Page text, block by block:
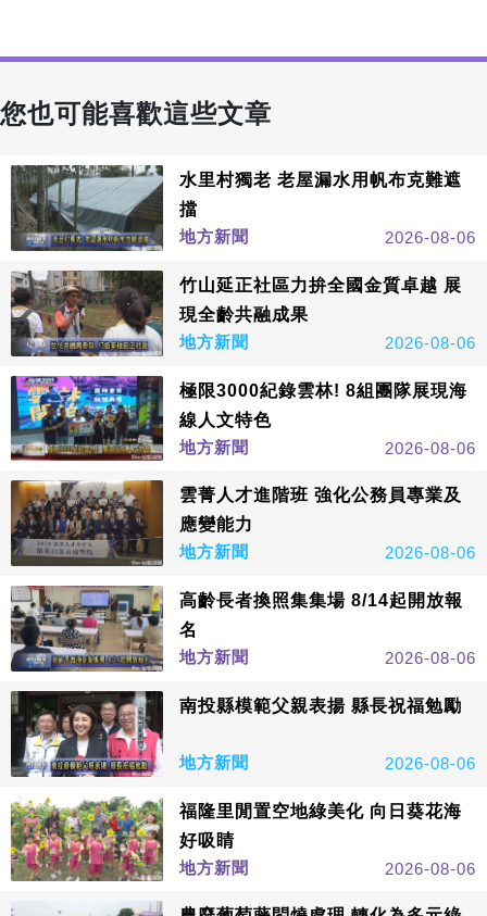
您也可能喜歡這些文章
水里村獨老 老屋漏水用帆布克難遮
擋
地方新聞
2026-08-06
竹山延正社區力拚全國金質卓越 展
現全齡共融成果
地方新聞
2026-08-06
極限3000紀錄雲林! 8組團隊展現海
線人文特色
地方新聞
2026-08-06
雲菁人才進階班 強化公務員專業及
應變能力
地方新聞
2026-08-06
高齡長者換照集集場 8/14起開放報
名
地方新聞
2026-08-06
南投縣模範父親表揚 縣長祝福勉勵
地方新聞 2026-08-06
福隆里閒置空地綠美化 向日葵花海
好吸睛
地方新聞
2026-08-06